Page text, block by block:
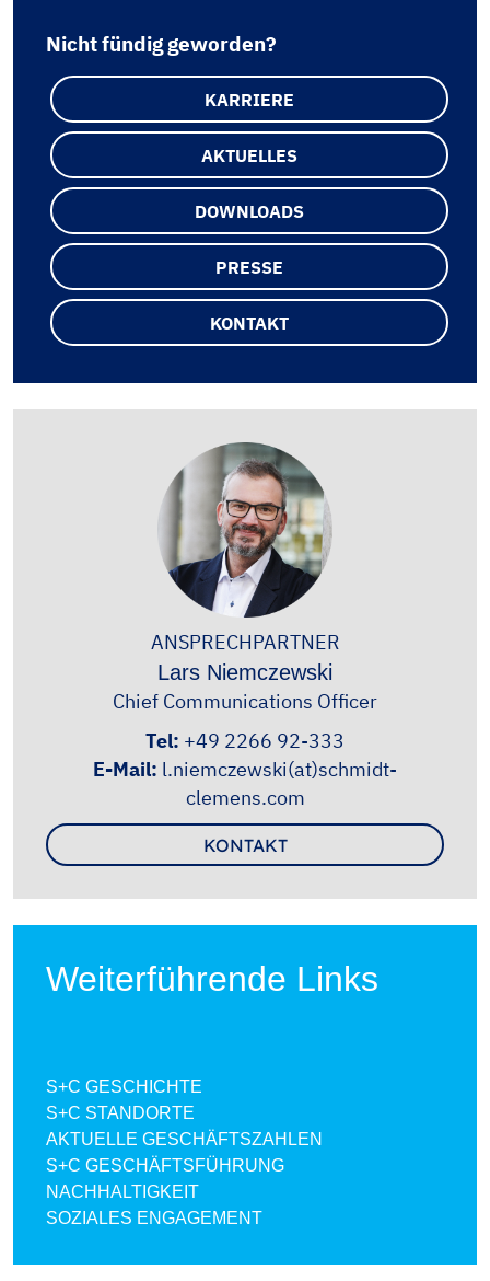
Nicht fündig geworden?
KARRIERE
AKTUELLES
DOWNLOADS
PRESSE
KONTAKT
ANSPRECHPARTNER
Lars Niemczewski
Chief Communications Officer
Tel: +49 2266 92-333
E-Mail: l.niemczewski(at)schmidt-
clemens.com
KONTAKT
Weiterführende Links
S+C GESCHICHTE
S+C STANDORTE
AKTUELLE GESCHÄFTSZAHLEN
S+C GESCHÄFTSFÜHRUNG
NACHHALTIGKEIT
SOZIALES ENGAGEMENT